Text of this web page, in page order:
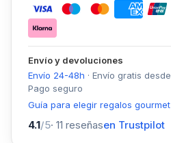
Envío y devoluciones
Envío 24-48h · Envío gratis desde
Pago seguro
Guía para elegir regalos gourmet
4.1/5· 11 reseñasen Trustpilot